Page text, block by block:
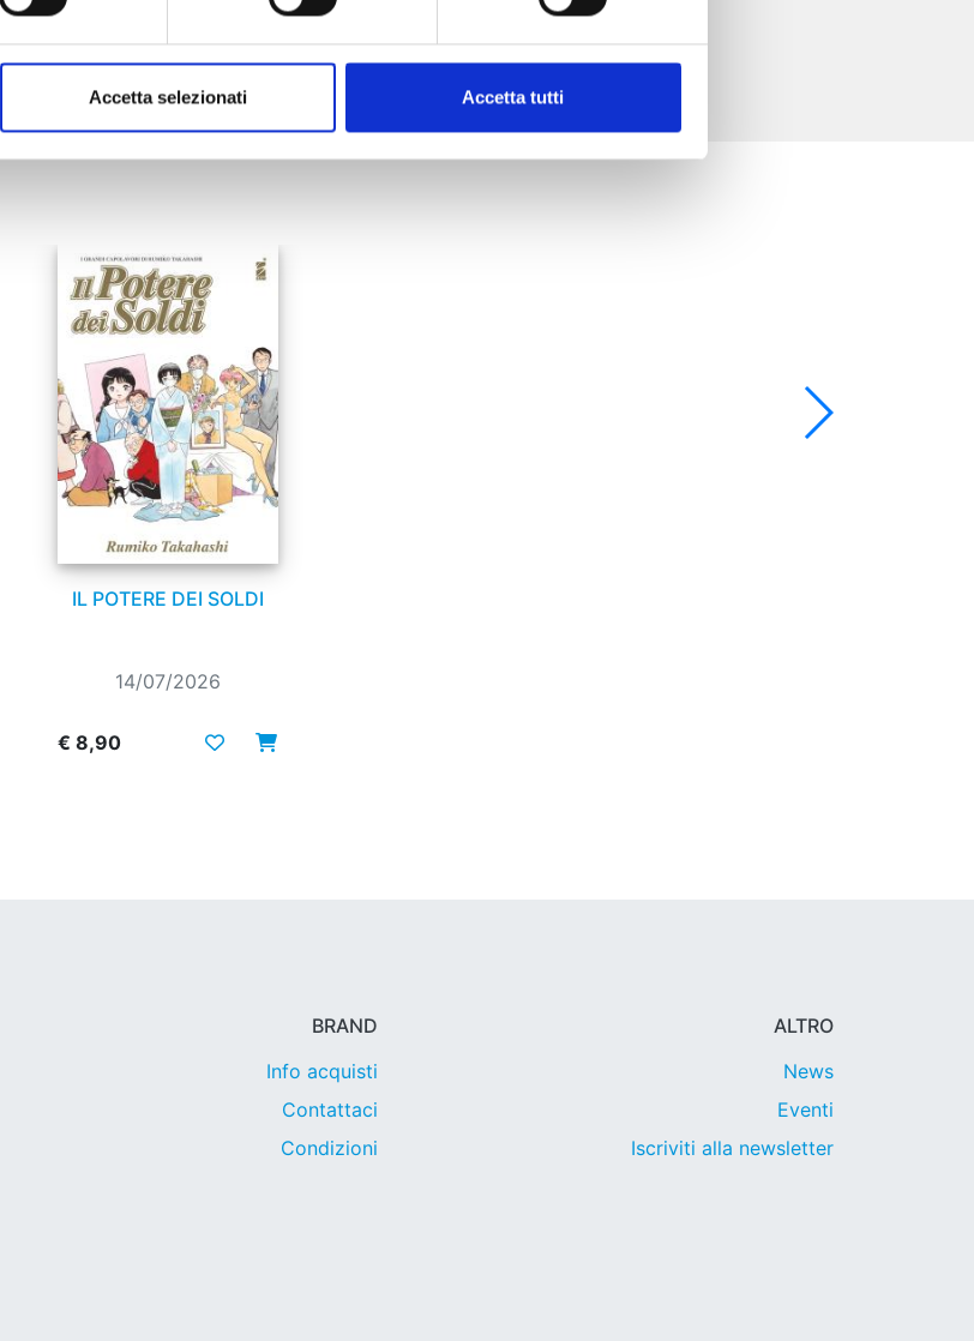
Accetta selezionati Accetta tutti
Mostra tutto
IL POTERE DEI SOLDI
14/07/2026
€ 8,90
BRAND
Info acquisti
Contattaci
Condizioni
ALTRO
News
Eventi
Iscriviti alla newsletter